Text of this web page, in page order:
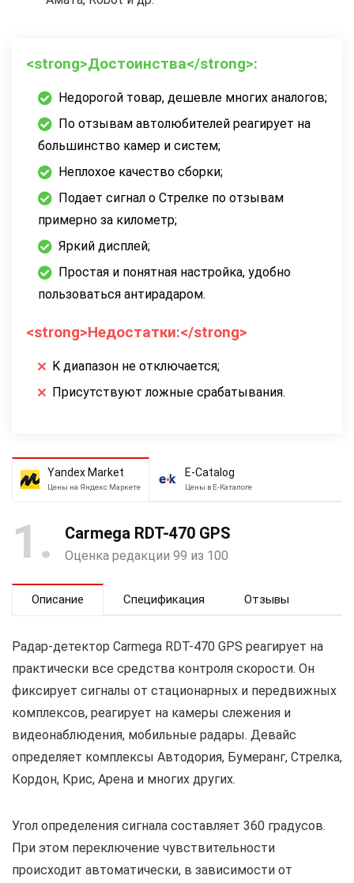
<strong>Достоинства</strong>:
Недорогой товар, дешевле многих аналогов;
По отзывам автолюбителей реагирует на
большинство камер и систем;
Неплохое качество сборки;
Подает сигнал о Стрелке по отзывам
примерно за километр;
Яркий дисплей;
Простая и понятная настройка, удобно
пользоваться антирадаром.
<strong>Недостатки:</strong>
K диапазон не отключается;
Присутствуют ложные срабатывания.
Yandex Market
Цены на Яндекс Маркете
E-Catalog
Цены в Е-Каталоге
1 Carmega RDT-470 GPS
Оценка редакции 99 из 100
Описание Спецификация Отзывы
Радар-детектор Carmega RDT-470 GPS реагирует на
практически все средства контроля скорости. Он
фиксирует сигналы от стационарных и передвижных
комплексов, реагирует на камеры слежения и
видеонаблюдения, мобильные радары. Девайс
определяет комплексы Автодория, Бумеранг, Стрелка,
Кордон, Крис, Арена и многих других.
Угол определения сигнала составляет 360 градусов.
При этом переключение чувствительности
происходит автоматически, в зависимости от